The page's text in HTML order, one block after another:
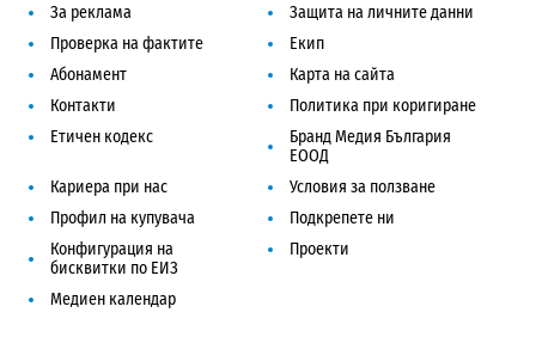
За реклама
Защита на личните данни
Проверка на фактите
Екип
Абонамент
Карта на сайта
Контакти
Политика при коригиране
Етичен кодекс
Бранд Медия България
ЕООД
Кариера при нас
Условия за ползване
Профил на купувача
Подкрепете ни
Конфигурация на
бисквитки по ЕИЗ
Проекти
Медиен календар